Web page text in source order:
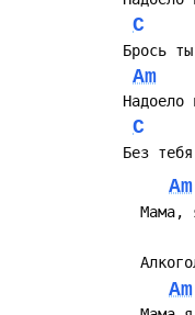
C
Am
C
Am
Am